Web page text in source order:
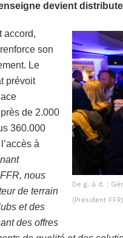
devient
De g. à d. :
(Président
accord,
son
Le
prévoit
de 2.000
360.000
à
nous
de terrain
et des
des offres